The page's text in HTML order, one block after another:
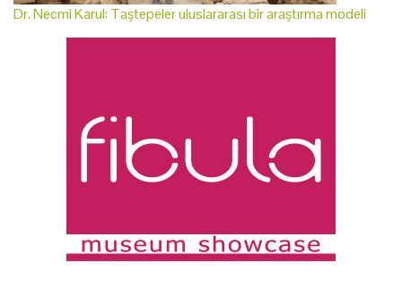
Dr. Necmi Karul: Taştepeler uluslararası bir araştırma modeli